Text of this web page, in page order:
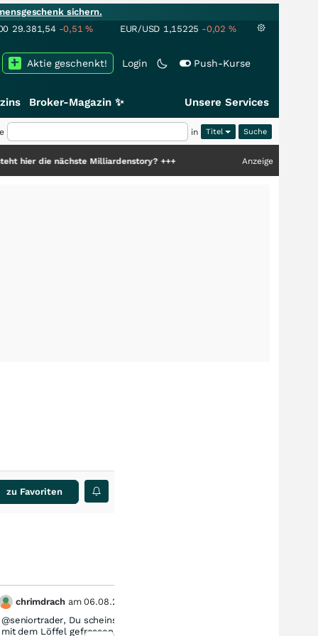
sichern.
29.381,54 -0,51% EUR/USD 1,15225 -0,02 %
Login Push-Kurse
Aktie geschenkt!
Broker-Magazin ✨ Unsere Services
in Titel
Milliardenstory?+++ Anzeige
zu Favoriten
chrimdrach am06.08.26
@seniortrader, Du scheinst ja Höflichkeit und Respekt
mit dem Löffel gefressen zu haben. Deine Arroganz ist